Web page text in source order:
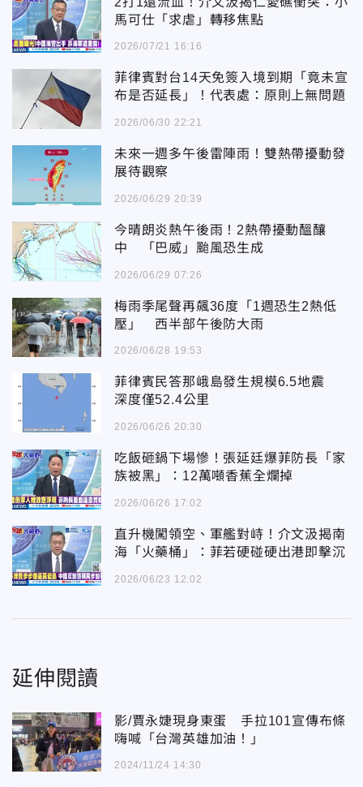
馬可仕「求虐」轉移焦點
2026/07/21 16:16
菲律賓對台14天免簽入境到期「竟未宣
布是否延長」！代表處：原則上無問題
2026/06/30 22:21
未來一週多午後雷陣雨！雙熱帶擾動發
展待觀察
2026/06/29 20:39
今晴朗炎熱午後雨！2熱帶擾動醞釀
中 「巴威」颱風恐生成
2026/06/29 07:26
梅雨季尾聲再飆36度「1週恐生2熱低
壓」 西半部午後防大雨
2026/06/28 19:53
菲律賓民答那峨島發生規模6.5地震
深度僅52.4公里
2026/06/26 20:30
吃飯砸鍋下場慘！張延廷爆菲防長「家
族被黑」：12萬噸香蕉全爛掉
2026/06/26 17:02
直升機闖領空、軍艦對峙！介文汲揭南
海「火藥桶」：菲若硬碰硬出港即擊沉
2026/06/23 12:02
延伸閱讀
影/賈永婕現身東蛋 手拉101宣傳布條
嗨喊「台灣英雄加油！」
2024/11/24 14:30